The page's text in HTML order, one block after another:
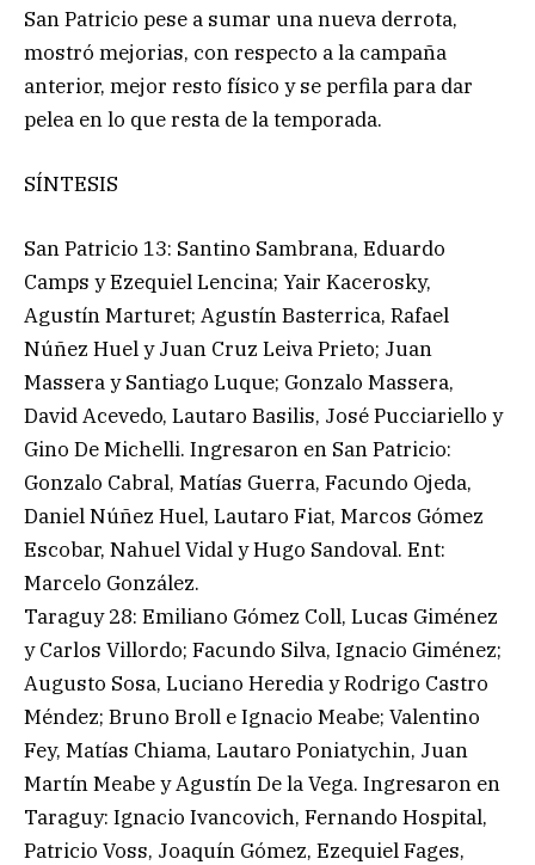
San Patricio pese a sumar una nueva derrota,
mostró mejorias, con respecto a la campaña
anterior, mejor resto físico y se perfila para dar
pelea en lo que resta de la temporada.
SÍNTESIS
San Patricio 13: Santino Sambrana, Eduardo
Camps y Ezequiel Lencina; Yair Kacerosky,
Agustín Marturet; Agustín Basterrica, Rafael
Núñez Huel y Juan Cruz Leiva Prieto; Juan
Massera y Santiago Luque; Gonzalo Massera,
David Acevedo, Lautaro Basilis, José Pucciariello y
Gino De Michelli. Ingresaron en San Patricio:
Gonzalo Cabral, Matías Guerra, Facundo Ojeda,
Daniel Núñez Huel, Lautaro Fiat, Marcos Gómez
Escobar, Nahuel Vidal y Hugo Sandoval. Ent:
Marcelo González.
Taraguy 28: Emiliano Gómez Coll, Lucas Giménez
y Carlos Villordo; Facundo Silva, Ignacio Giménez;
Augusto Sosa, Luciano Heredia y Rodrigo Castro
Méndez; Bruno Broll e Ignacio Meabe; Valentino
Fey, Matías Chiama, Lautaro Poniatychin, Juan
Martín Meabe y Agustín De la Vega. Ingresaron en
Taraguy: Ignacio Ivancovich, Fernando Hospital,
Patricio Voss, Joaquín Gómez, Ezequiel Fages,